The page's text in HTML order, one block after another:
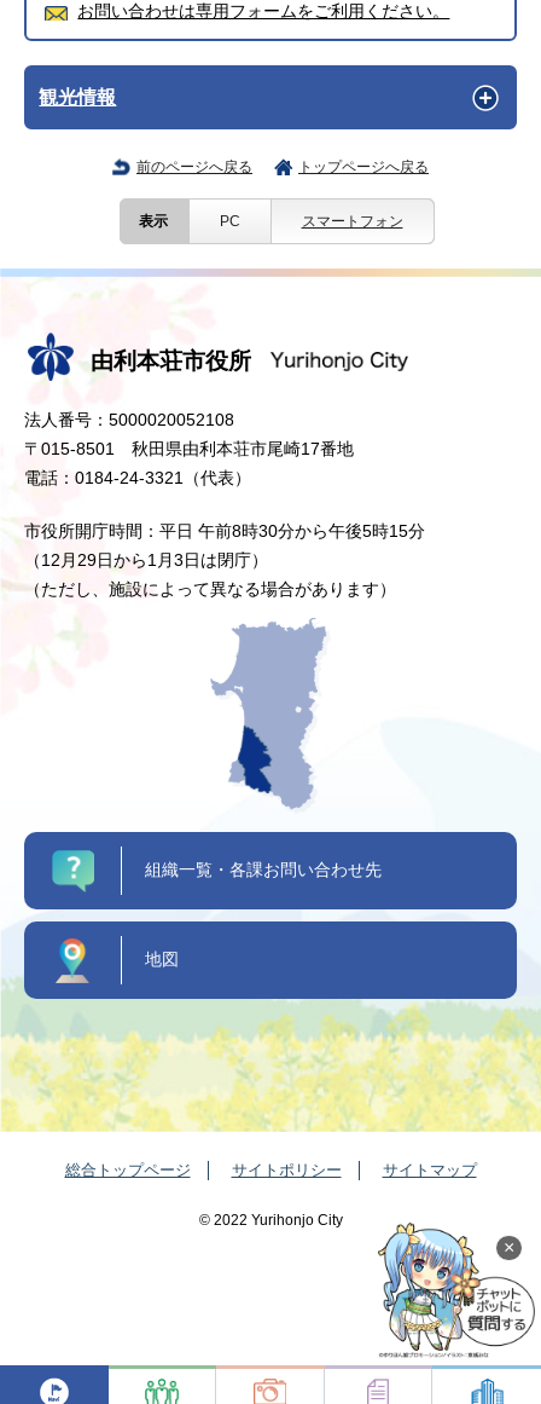
お問い合わせは専用フォームをご利用ください。
観光情報
前のページへ戻る トップページへ戻る
表示 PC スマートフォン
×
由利本荘市役所
法人番号：5000020052108
〒015-8501 秋田県由利本荘市尾崎17番地
電話：0184-24-3321（代表）
市役所開庁時間：平日 午前8時30分から午後5時15分
（12月29日から1月3日は閉庁）
（ただし、施設によって異なる場合があります）
組織一覧・各課お問い合わせ先
地図
総合トップページ サイトポリシー サイトマップ
©️ 2022 Yurihonjo City